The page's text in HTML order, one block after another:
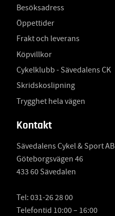
Besöksadress
Öppettider
Frakt och leverans
Köpvillkor
Cykelklubb - Sävedalens CK
Skridskoslipning
Trygghet hela vägen
Kontakt
Sävedalens Cykel & Sport AB
Göteborgsvägen 46
433 60 Sävedalen
Tel: 031-26 28 00
Telefontid 10:00 – 16:00